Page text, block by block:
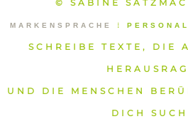
© SABINE
MARKENSPRACHE ⁞
SCHREIBE TEXTE, DIE
UND DIE MENSCHEN
DICH